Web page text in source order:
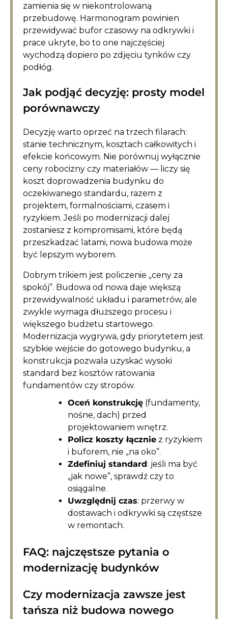
zamienia się w niekontrolowaną
przebudowę. Harmonogram powinien
przewidywać bufor czasowy na odkrywki i
prace ukryte, bo to one najczęściej
wychodzą dopiero po zdjęciu tynków czy
podłóg.
Jak podjąć decyzję: prosty model
porównawczy
Decyzję warto oprzeć na trzech filarach:
stanie technicznym, kosztach całkowitych i
efekcie końcowym. Nie porównuj wyłącznie
ceny robocizny czy materiałów — liczy się
koszt doprowadzenia budynku do
oczekiwanego standardu, razem z
projektem, formalnościami, czasem i
ryzykiem. Jeśli po modernizacji dalej
zostaniesz z kompromisami, które będą
przeszkadzać latami, nowa budowa może
być lepszym wyborem.
Dobrym trikiem jest policzenie „ceny za
spokój”. Budowa od nowa daje większą
przewidywalność układu i parametrów, ale
zwykle wymaga dłuższego procesu i
większego budżetu startowego.
Modernizacja wygrywa, gdy priorytetem jest
szybkie wejście do gotowego budynku, a
konstrukcja pozwala uzyskać wysoki
standard bez kosztów ratowania
fundamentów czy stropów.
Oceń konstrukcję (fundamenty,
nośne, dach) przed
projektowaniem wnętrz.
Policz koszty łącznie z ryzykiem
i buforem, nie „na oko”.
Zdefiniuj standard: jeśli ma być
„jak nowe”, sprawdź czy to
osiągalne.
Uwzględnij czas: przerwy w
dostawach i odkrywki są częstsze
w remontach.
FAQ: najczęstsze pytania o
modernizację budynków
Czy modernizacja zawsze jest
tańsza niż budowa nowego